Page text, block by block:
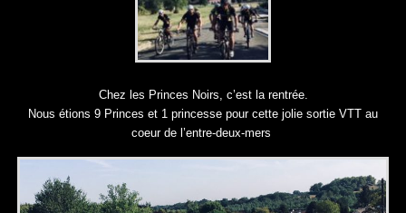
Chez les Princes Noirs, c’est la rentrée.
Nous étions 9 Princes et 1 princesse pour cette jolie sortie VTT au
coeur de l’entre-deux-mers